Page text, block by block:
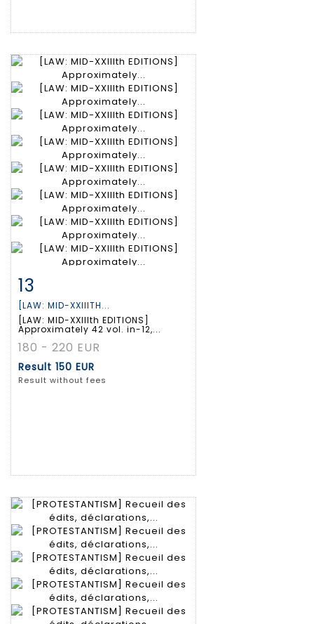
Item detail
13
[LAW: MID-XXIIITH...
[LAW: MID-XXIIIth EDITIONS]
Approximately 42 vol. in-12,...
180 - 220 EUR
Result 150 EUR
Result without fees